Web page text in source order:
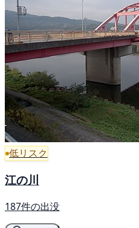
低リスク
江の川
187件の出没